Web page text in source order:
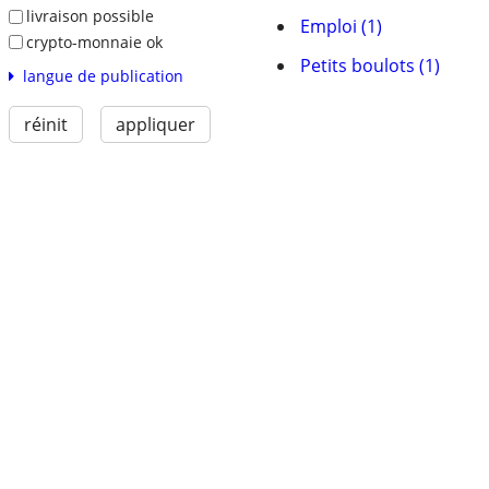
livraison possible
crypto-monnaie ok
langue de publication
réinit appliquer
Emploi (1)
Petits boulots (1)